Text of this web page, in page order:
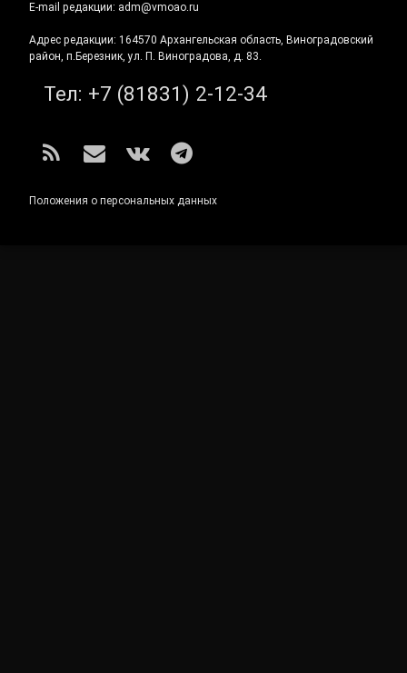
E-mail редакции: adm@vmoao.ru
Адрес редакции: 164570 Архангельская область, Виноградовский
район, п.Березник, ул. П. Виноградова, д. 83.
Тел: +7 (81831) 2-12-34
RSS E-mailВКонтакте
Telegram
Положения о персональных данных